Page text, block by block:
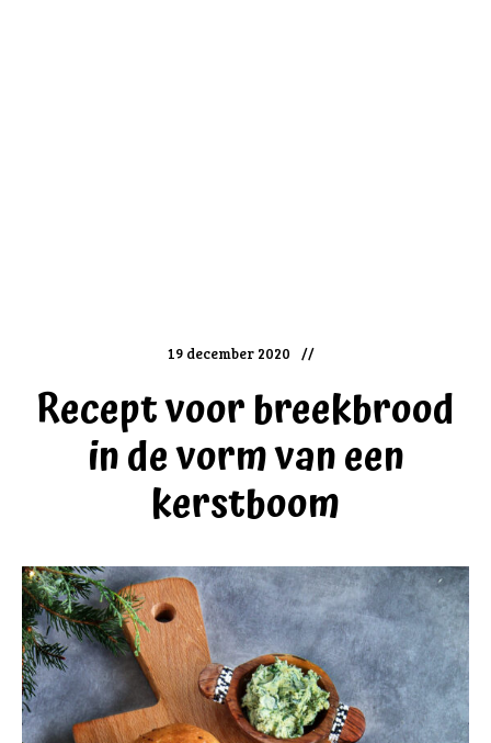
19 december 2020
Recept voor breekbrood
in de vorm van een
kerstboom